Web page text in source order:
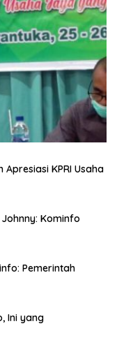
KPRI Usaha
Kominfo
Pemerintah
Ini yang